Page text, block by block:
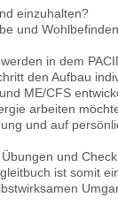
einzuhalten?
und
in dem
den Aufbau
ME/CFS
arbeiten
und auf
und
ist somit